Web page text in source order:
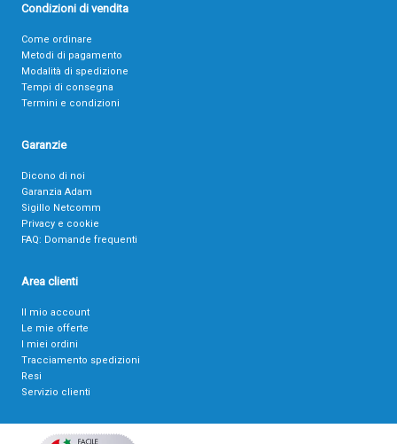
Condizioni di vendita
Come ordinare
Metodi di pagamento
Modalità di spedizione
Tempi di consegna
Termini e condizioni
Garanzie
Dicono di noi
Garanzia Adam
Sigillo Netcomm
Privacy e cookie
FAQ: Domande frequenti
Area clienti
Il mio account
Le mie offerte
I miei ordini
Tracciamento spedizioni
Resi
Servizio clienti